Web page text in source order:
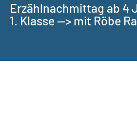
Erzählnachmittag ab 4
1. Klasse —> mit Röbe